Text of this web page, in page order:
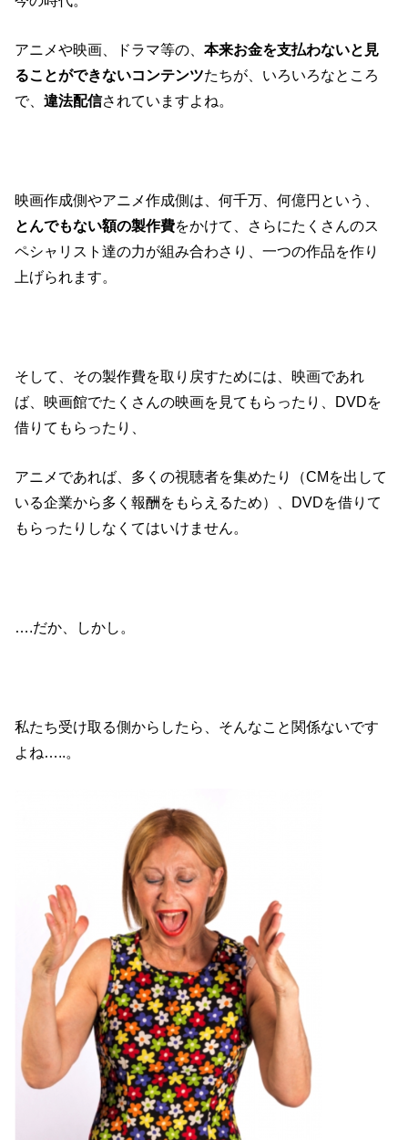
アニメや映画、ドラマ等の、本来お金を支払わないと見
ることができないコンテンツたちが、いろいろなところ
で、違法配信されていますよね。
映画作成側やアニメ作成側は、何千万、何億円という、
とんでもない額の製作費をかけて、さらにたくさんのス
ペシャリスト達の力が組み合わさり、一つの作品を作り
上げられます。
そして、その製作費を取り戻すためには、映画であれ
ば、映画館でたくさんの映画を見てもらったり、DVDを
借りてもらったり、
アニメであれば、多くの視聴者を集めたり（CMを出して
いる企業から多く報酬をもらえるため）、DVDを借りて
もらったりしなくてはいけません。
….だか、しかし。
私たち受け取る側からしたら、そんなこと関係ないです
よね…..。